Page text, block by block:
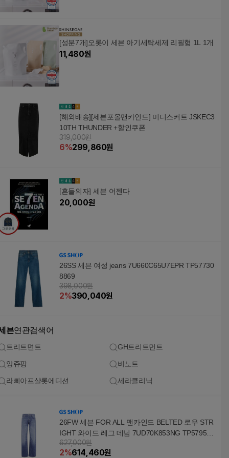
[성분7개]오롯이 세븐 아기세탁세제 리필형 1L 1개
11,480원
[해외배송][세븐포올맨카인드] 미디스커트 JSKEC3
10TH THUNDER +할인쿠폰
319,000원
6%299,860원
[흔들의자] 세븐 어젠다
20,000원
26SS 세븐 여성 jeans 7U660C65U7EPR TP57730
8869
398,000원
2%390,040원
븐연관검색어
트리트면트 GH트리트먼트
앙쥬팡 비노트
라삐아프샬롯에디션 세라클리닉
26FW 세븐 FOR ALL 맨카인드 BELTED 로우 STR
IGHT 와이드 레그 데님 7UD70K853NG TP579569
167
627,000원
2%614,460원